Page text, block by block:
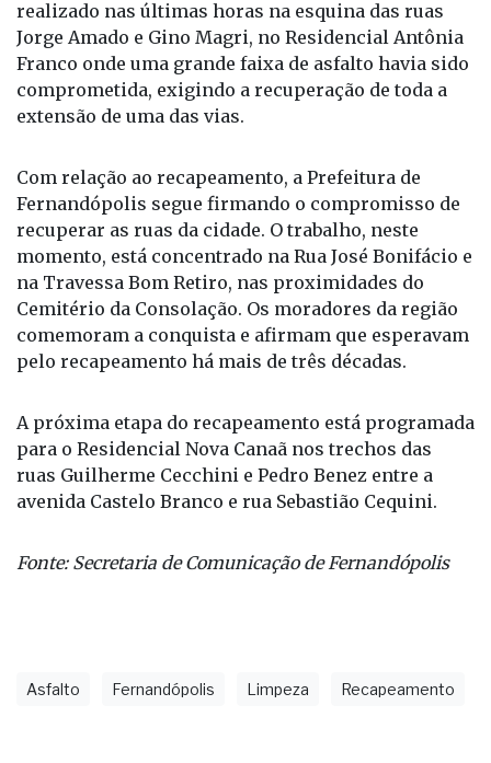
realizado nas últimas horas na esquina das ruas
Jorge Amado e Gino Magri, no Residencial Antônia
Franco onde uma grande faixa de asfalto havia sido
comprometida, exigindo a recuperação de toda a
extensão de uma das vias.
Com relação ao recapeamento, a Prefeitura de
Fernandópolis segue firmando o compromisso de
recuperar as ruas da cidade. O trabalho, neste
momento, está concentrado na Rua José Bonifácio e
na Travessa Bom Retiro, nas proximidades do
Cemitério da Consolação. Os moradores da região
comemoram a conquista e afirmam que esperavam
pelo recapeamento há mais de três décadas.
A próxima etapa do recapeamento está programada
para o Residencial Nova Canaã nos trechos das
ruas Guilherme Cecchini e Pedro Benez entre a
avenida Castelo Branco e rua Sebastião Cequini.
Fonte: Secretaria de Comunicação de Fernandópolis
Asfalto Fernandópolis Limpeza Recapeamento